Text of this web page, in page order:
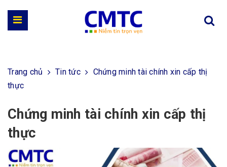
Trang chủ Tin tức
Chứng minh tài chính xin cấp thị
thực
Chứng minh tài chính xin cấp thị
thực